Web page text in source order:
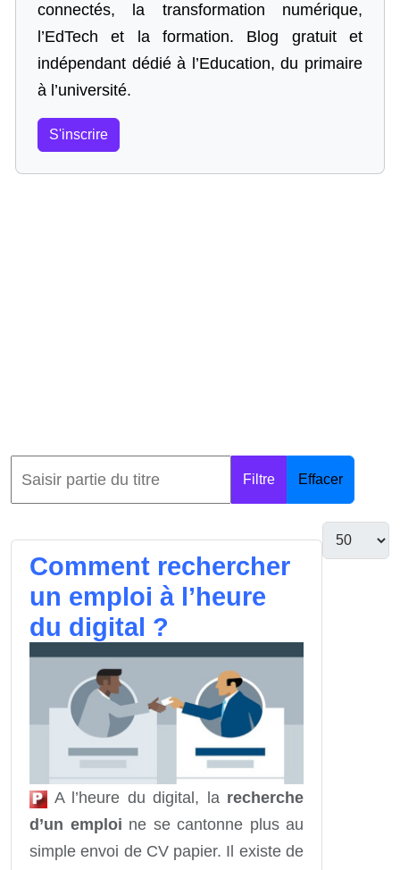
connectés, la transformation numérique,
l’EdTech et la formation. Blog gratuit et
indépendant dédié à l’Education, du primaire
à l’université.
S'inscrire
Filtre Effacer
Comment rechercher
un emploi à l’heure
du digital ?
A l’heure du digital, la recherche
d’un emploi ne se cantonne plus au
simple envoi de CV papier. Il existe de